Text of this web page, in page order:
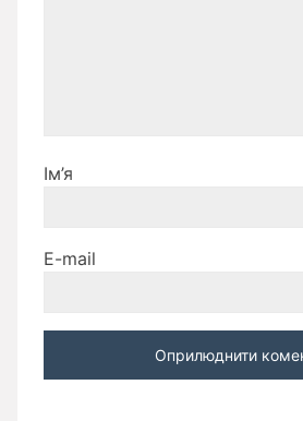
Ім’я
E-mail